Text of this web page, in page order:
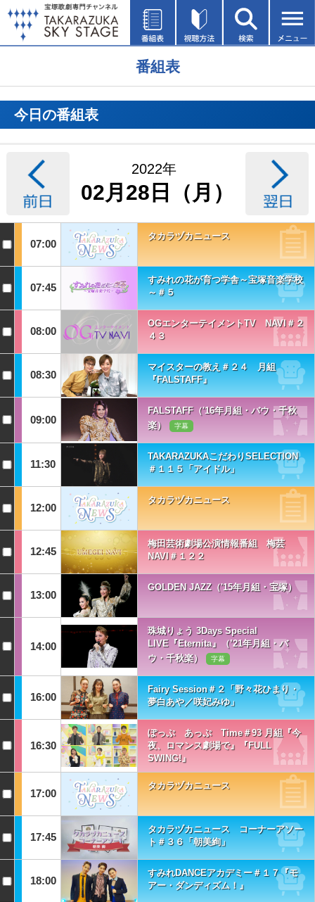
番組表
今日の番組表
2022年
02月28日（月）
07:00
タカラヅカニュース
07:45
すみれの花が育つ学舎～宝塚音楽学校
～＃５
08:00
OGエンターテイメントTV NAVI＃２
４３
08:30
マイスターの教え＃２４ 月組
『FALSTAFF』
09:00
FALSTAFF（'16年月組・バウ・千秋
楽）
字幕
11:30
TAKARAZUKAこだわりSELECTION
＃１１５「アイドル」
12:00
タカラヅカニュース
12:45
梅田芸術劇場公演情報番組 梅芸
NAVI＃１２２
13:00
GOLDEN JAZZ（'15年月組・宝塚）
14:00
珠城りょう 3Days Special
LIVE『Eternita』（’21年月組・バ
ウ・千秋楽）
字幕
16:00
Fairy Session＃２「野々花ひまり・
夢白あや／咲妃みゆ」
16:30
ぽっぷ あっぷ Time＃93 月組『今
夜、ロマンス劇場で』『FULL
SWING!』
17:00
タカラヅカニュース
17:45
タカラヅカニュース コーナーアソー
ト＃３６「朝美絢」
18:00
すみれDANCEアカデミー＃１７『モ
アー・ダンディズム！』